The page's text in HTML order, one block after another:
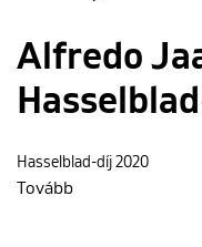
Alfredo
Hasselblad-díj 2020
Tovább